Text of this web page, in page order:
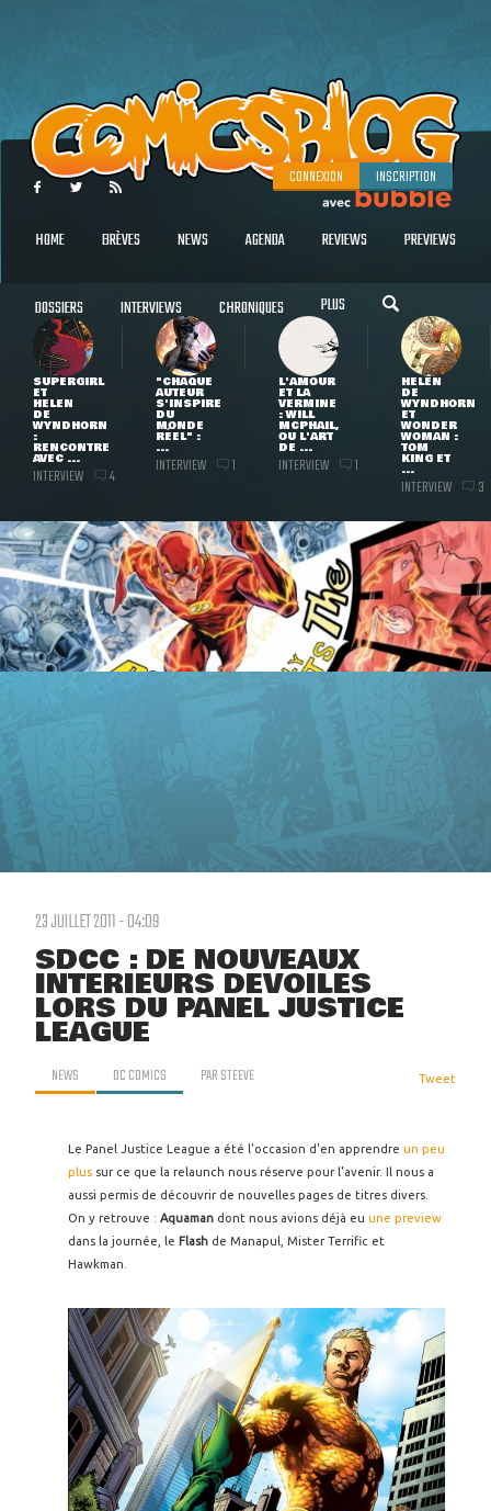
CONNEXION INSCRIPTION
HOME BRÈVES NEWS AGENDA REVIEWS PREVIEWS
DOSSIERS INTERVIEWS CHRONIQUES PLUS
SUPERGIRL
ET
HELEN
DE
WYNDHORN
:
RENCONTRE
AVEC ...
INTERVIEW 4
"CHAQUE
AUTEUR
S'INSPIRE
DU
MONDE
RÉEL" :
...
INTERVIEW 1
L'AMOUR
ET LA
VERMINE
: WILL
MCPHAIL,
OU L'ART
DE ...
INTERVIEW 1
HELEN
DE
WYNDHORN
ET
WONDER
WOMAN :
TOM
KING ET
...
INTERVIEW 3
23 JUILLET 2011 - 04:09
SDCC : DE NOUVEAUX
INTÉRIEURS DÉVOILÉS
LORS DU PANEL JUSTICE
LEAGUE
NEWS DC COMICS PARSTEEVE Tweet
Le Panel Justice League a été l'occasion d'en apprendre un peu
plus sur ce que la relaunch nous réserve pour l'avenir. Il nous a
aussi permis de découvrir de nouvelles pages de titres divers.
On y retrouve : Aquaman dont nous avions déjà eu une preview
dans la journée, le Flash de Manapul, Mister Terrific et
Hawkman.